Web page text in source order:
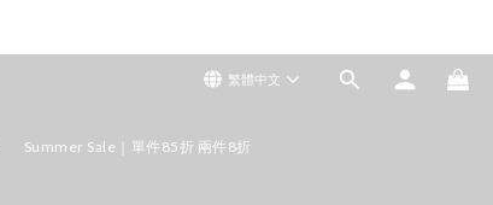
繁體中文
Summer Sale｜單件85折 兩件8折